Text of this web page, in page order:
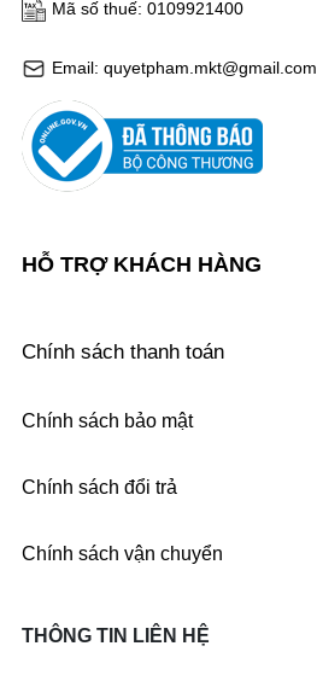
Email: quyetpham.mkt@gmail.com
Mã số thuế: 0109921400
HỖ TRỢ KHÁCH HÀNG
Chính sách thanh toán
Chính sách bảo mật
Chính sách đổi trả
Chính sách vận chuyển
THÔNG TIN LIÊN HỆ